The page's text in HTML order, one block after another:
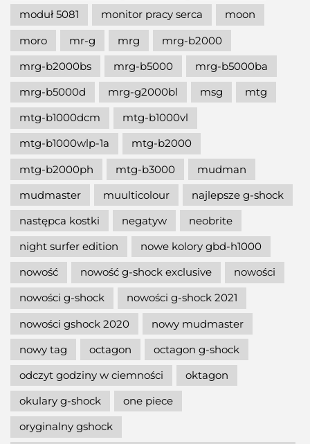
moduł 5081
monitor pracy serca
moon
moro
mr-g mrg
mrg-b2000
mrg-b2000bs
mrg-b5000
mrg-b5000ba
mrg-b5000d
mrg-g2000bl msg
mtg
mtg-b1000dcm
mtg-b1000vl
mtg-b1000wlp-1a
mtg-b2000
mtg-b2000ph
mtg-b3000
mudman
mudmaster
muulticolour
najlepsze g-shock
następca kostki
negatyw
neobrite
night surfer edition
nowe kolory gbd-h1000
nowość
nowość g-shock exclusive
nowości
nowości g-shock
nowości g-shock 2021
nowości gshock 2020
nowy mudmaster
nowy tag
octagon
octagon g-shock
odczyt godziny w ciemności
oktagon
okulary g-shock
one piece
oryginalny gshock